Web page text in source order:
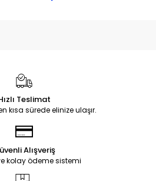
Teslimat
kısa sürede elinize ulaşır.
Alışveriş
kolay ödeme sistemi